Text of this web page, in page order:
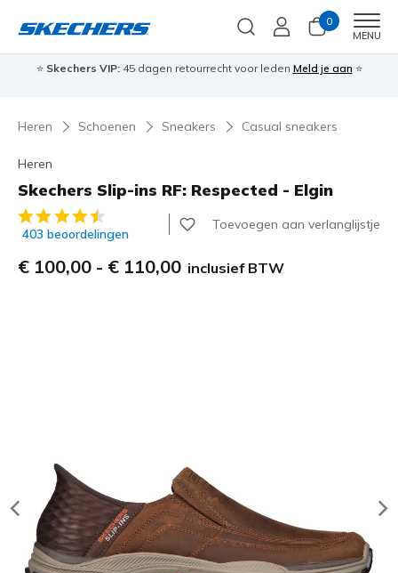
0
MENU
⭐ Skechers VIP:45 dagen retourrecht voor leden Meld je aan ⭐
Heren Schoenen Sneakers Casual sneakers
Heren
Skechers Slip-ins RF: Respected - Elgin
5 van de 5 klantbeoordelingen
403 beoordelingen
Toevoegen aan verlanglijstje
€ 100,00 - € 110,00 inclusief BTW